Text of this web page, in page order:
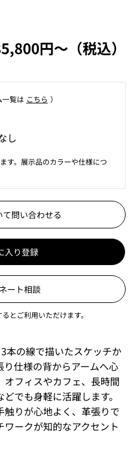
円〜（税込）
⼀覧は こちら ）
し
す。展示品のカラーや仕様につ
問い合わせる
入り登録
ート相談
とご利用いただけます。
本の線で描いたスケッチか
仕様の背からアームへ心
フィスやカフェ、長時間
でも身軽に活躍します。
りが心地よく、革張りで
ークが知的なアクセント